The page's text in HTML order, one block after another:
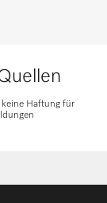
Haftung für